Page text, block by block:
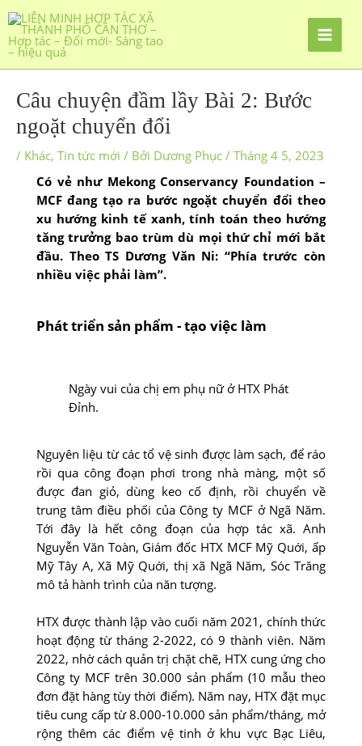
Câu chuyện đầm lầy Bài 2: Bước
ngoặt chuyển đổi
/ Khác, Tin tức mới / Bởi Dương Phục / Tháng 4 5, 2023
Có vẻ như Mekong Conservancy Foundation –
MCF đang tạo ra bước ngoặt chuyển đổi theo
xu hướng kinh tế xanh, tính toán theo hướng
tăng trưởng bao trùm dù mọi thứ chỉ mới bắt
đầu. Theo TS Dương Văn Ni: “Phía trước còn
nhiều việc phải làm”.
Phát triển sản phẩm - tạo việc làm
Ngày vui của chị em phụ nữ ở HTX Phát
Đỉnh.
Nguyên liệu từ các tổ vệ sinh được làm sạch, để ráo
rồi qua công đoạn phơi trong nhà màng, một số
được đan giỏ, dùng keo cố định, rồi chuyển về
trung tâm điều phối của Công ty MCF ở Ngã Năm.
Tới đây là hết công đoạn của hợp tác xã. Anh
Nguyễn Văn Toàn, Giám đốc HTX MCF Mỹ Quới, ấp
Mỹ Tây A, Xã Mỹ Quới, thị xã Ngã Năm, Sóc Trăng
mô tả hành trình của năn tượng.
HTX được thành lập vào cuối năm 2021, chính thức
hoạt động từ tháng 2-2022, có 9 thành viên. Năm
2022, nhờ cách quản trị chặt chẽ, HTX cung ứng cho
Công ty MCF trên 30.000 sản phẩm (10 mẫu theo
đơn đặt hàng tùy thời điểm). Năm nay, HTX đặt mục
tiêu cung cấp từ 8.000-10.000 sản phẩm/tháng, mở
rộng thêm các điểm vệ tinh ở khu vực Bạc Liêu,